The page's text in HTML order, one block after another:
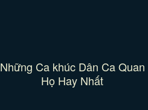
Những Ca khúc Dân Ca Quan
Họ Hay Nhất